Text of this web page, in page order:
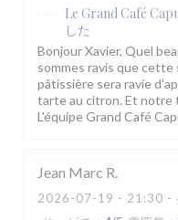
Le Grand Café
した
Bonjour Xavier, Quel
sommes ravis que cette
pâtissière sera ravie
tarte au citron. Et notre
L'équipe Grand Café
Jean Marc R
2026-07-19 - 21:30 -